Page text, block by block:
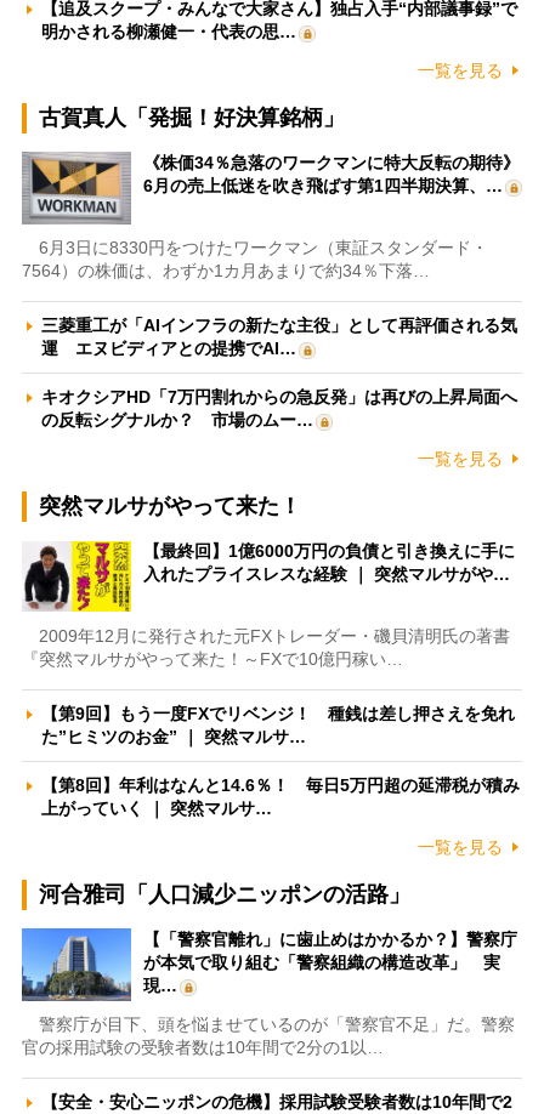
【追及スクープ・みんなで大家さん】独占入手“内部議事録”で
明かされる柳瀬健一・代表の思…
一覧を見る
古賀真人「発掘！好決算銘柄」
《株価34％急落のワークマンに特大反転の期待》
6月の売上低迷を吹き飛ばす第1四半期決算、…
6月3日に8330円をつけたワークマン（東証スタンダード・
7564）の株価は、わずか1カ月あまりで約34％下落…
三菱重工が「AIインフラの新たな主役」として再評価される気
運 エヌビディアとの提携でAI…
キオクシアHD「7万円割れからの急反発」は再びの上昇局面へ
の反転シグナルか？ 市場のムー…
一覧を見る
突然マルサがやって来た！
【最終回】1億6000万円の負債と引き換えに手に
入れたプライスレスな経験 ｜ 突然マルサがや…
2009年12月に発行された元FXトレーダー・磯貝清明氏の著書
『突然マルサがやって来た！～FXで10億円稼い…
【第9回】もう一度FXでリベンジ！ 種銭は差し押さえを免れ
た”ヒミツのお金” ｜ 突然マルサ…
【第8回】年利はなんと14.6％！ 毎日5万円超の延滞税が積み
上がっていく ｜ 突然マルサ…
一覧を見る
河合雅司「人口減少ニッポンの活路」
【「警察官離れ」に歯止めはかかるか？】警察庁
が本気で取り組む「警察組織の構造改革」 実
現…
警察庁が目下、頭を悩ませているのが「警察官不足」だ。警察
官の採用試験の受験者数は10年間で2分の1以…
【安全・安心ニッポンの危機】採用試験受験者数は10年間で2